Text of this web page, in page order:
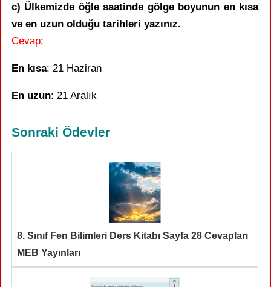
c) Ülkemizde öğle saatinde gölge boyunun en kısa
ve en uzun olduğu tarihleri yazınız.
Cevap:
En kısa: 21 Haziran
En uzun: 21 Aralık
Sonraki Ödevler
8. Sınıf Fen Bilimleri Ders Kitabı Sayfa 28 Cevapları
MEB Yayınları